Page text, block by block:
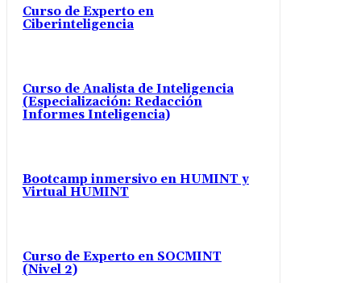
Curso de Experto en
Ciberinteligencia
Curso de Analista de Inteligencia
(Especialización: Redacción
Informes Inteligencia)
Bootcamp inmersivo en HUMINT y
Virtual HUMINT
Curso de Experto en SOCMINT
(Nivel 2)